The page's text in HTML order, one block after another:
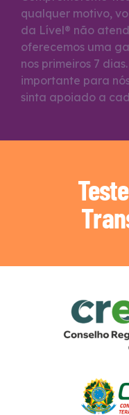
qualquer motivo,
da Lível® não
oferecemos uma
nos primeiros 7
importante para
sinta apoiado a